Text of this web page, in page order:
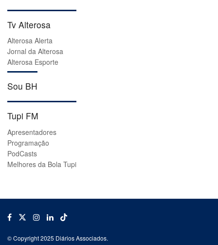
Tv Alterosa
Alterosa Alerta
Jornal da Alterosa
Alterosa Esporte
Sou BH
Tupi FM
Apresentadores
Programação
PodCasts
Melhores da Bola Tupi
© Copyright 2025 Diários Associados.